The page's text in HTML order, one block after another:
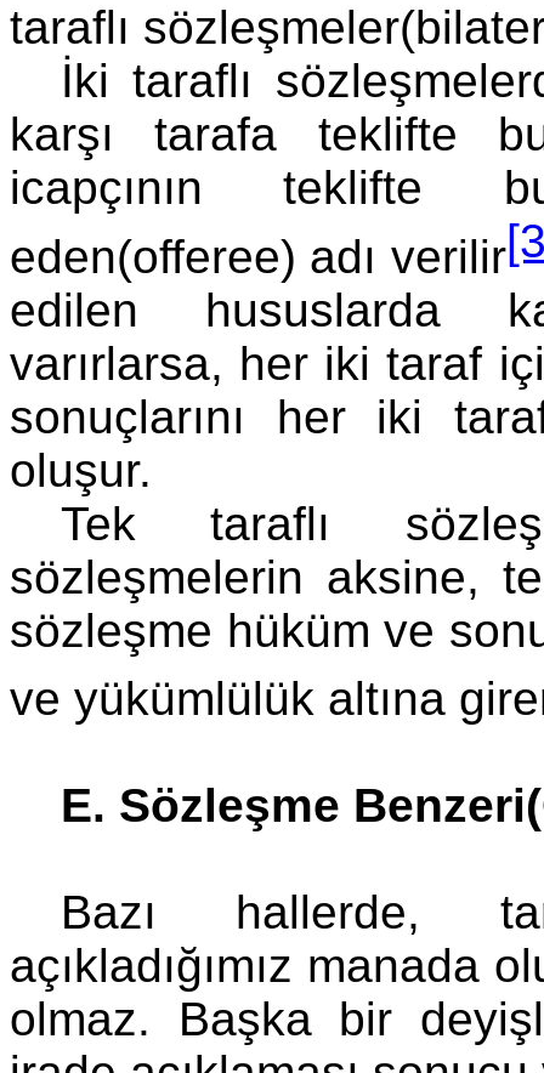
taraflı
İki taraflı
karşı tarafa teklifte
icapçının teklifte
eden(offeree) adı verilir
edilen hususlarda
varırlarsa, her iki taraf
sonuçlarını her iki
oluşur.
Tek taraflı
sözleşmelerin aksine,
sözleşme hüküm ve
ve yükümlülük altına
E. Sözleşme
Bazı hallerde,
açıkladığımız manada
olmaz. Başka bir